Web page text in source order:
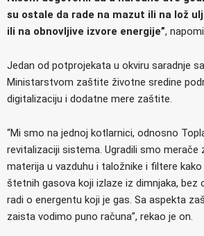
su ostale da rade na mazut ili na lož
ili na obnovljive izvore energije”,
Jedan od potprojekata u okviru saradnje
Ministarstvom zaštite životne sredine
digitalizaciju i dodatne mere zaštite.
“Mi smo na jednoj kotlarnici, odnosno
revitalizaciji sistema. Ugradili smo merače
materija u vazduhu i taložnike i filtere
štetnih gasova koji izlaze iz dimnjaka, bez
radi o energentu koji je gas. Sa aspekta
zaista vodimo puno računa”, rekao je on.